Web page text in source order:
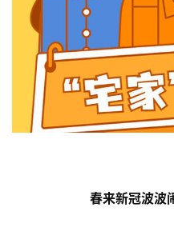
春来新冠波波